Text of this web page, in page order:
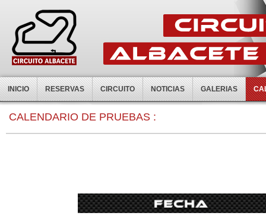
INICIO RESERVAS CIRCUITO NOTICIAS GALERIAS
CALENDARIO DE PRUEBAS :